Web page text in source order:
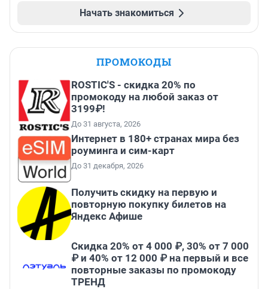
Начать знакомиться
ПРОМОКОДЫ
ROSTIC'S - скидка 20% по
промокоду на любой заказ от
3199₽!
До 31 августа, 2026
Интернет в 180+ странах мира без
роуминга и сим-карт
До 31 декабря, 2026
Получить скидку на первую и
повторную покупку билетов на
Яндекс Афише
Скидка 20% от 4 000 ₽, 30% от 7 000
₽ и 40% от 12 000 ₽ на первый и все
повторные заказы по промокоду
ТРЕНД